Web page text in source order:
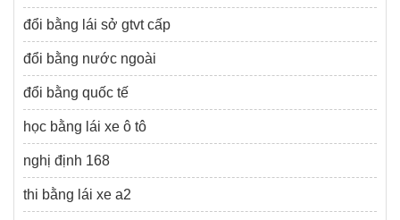
đổi bằng lái sở gtvt cấp
đổi bằng nước ngoài
đổi bằng quốc tế
học bằng lái xe ô tô
nghị định 168
thi bằng lái xe a2